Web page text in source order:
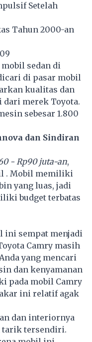
Setelah
Tahun 2000-an
sedan di
di pasar mobil
kualitas dan
dari merek Toyota.
sebesar 1.800
dan Sindiran
- Rp90 juta-an,
. Mobil memiliki
yang luas, jadi
budget terbatas
ini sempat menjadi
Camry masih
yang mencari
dan kenyamanan
pada mobil Camry
ini relatif agak
dan interiornya
tarik tersendiri.